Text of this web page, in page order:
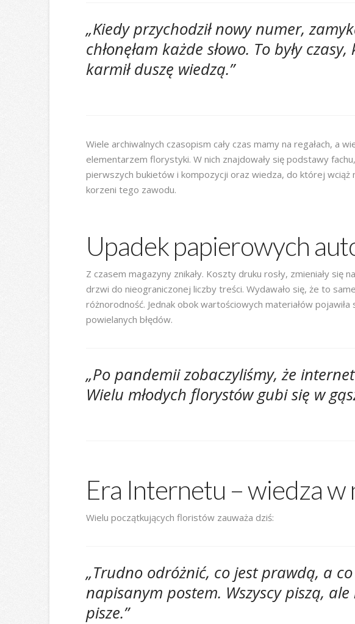
„Kiedy przychodził nowy numer,
chłonęłam każde słowo. To były
karmił duszę wiedzą.”
Wiele archiwalnych czasopism cały czas mamy na regałach, a
elementarzem florystyki. W nich znajdowały się podstawy
pierwszych bukietów i kompozycji oraz wiedza, do której wciąż
korzeni tego zawodu.
Upadek papierowych
Z czasem magazyny znikały. Koszty druku rosły, zmieniały się
drzwi do nieograniczonej liczby treści. Wydawało się, że to
różnorodność. Jednak obok wartościowych materiałów
powielanych błędów.
„Po pandemii zobaczyliśmy, że
Wielu młodych florystów gubi się w
Era Internetu – wiedza w
Wielu początkujących floristów zauważa dziś:
„Trudno odróżnić, co jest prawdą, a
napisanym postem. Wszyscy piszą,
pisze.”